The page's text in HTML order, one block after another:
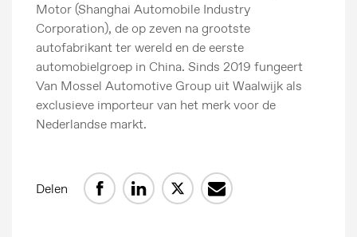
Motor (Shanghai Automobile Industry
Corporation), de op zeven na grootste
autofabrikant ter wereld en de eerste
automobielgroep in China. Sinds 2019 fungeert
Van Mossel Automotive Group uit Waalwijk als
exclusieve importeur van het merk voor de
Nederlandse markt.
Delen